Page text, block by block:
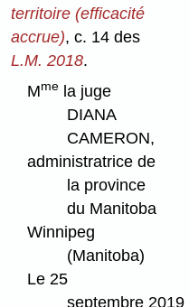
territoire (efficacité
accrue), c. 14 des
L.M. 2018.
Mme la juge
DIANA
CAMERON,
administratrice de
la province
du Manitoba
Winnipeg
(Manitoba)
Le 25
septembre 2019